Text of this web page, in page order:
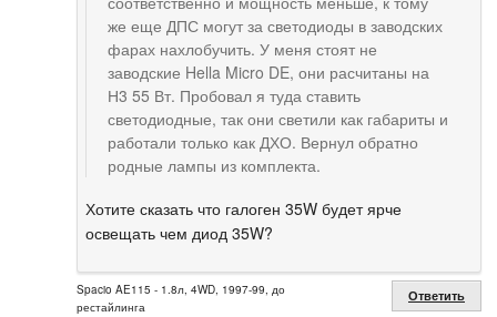
же еще ДПС могут за светодиоды в заводских
фарах нахлобучить. У меня стоят не
заводские Hella Micro DE, они расчитаны на
Н3 55 Вт. Пробовал я туда ставить
светодиодные, так они светили как габариты и
работали только как ДХО. Вернул обратно
родные лампы из комплекта.
Хотите сказать что галоген 35W будет ярче
освещать чем диод 35W?
Spacio AE115 - 1.8л, 4WD, 1997-99, до
рестайлинга
Ответить